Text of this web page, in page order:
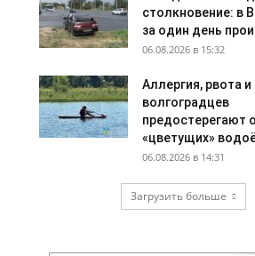
столкновение: в
за один день
06.08.2026 в 15:32
Аллергия, рвота
волгоградцев
предостерегают
«цветущих»
06.08.2026 в 14:31
Загрузить больше